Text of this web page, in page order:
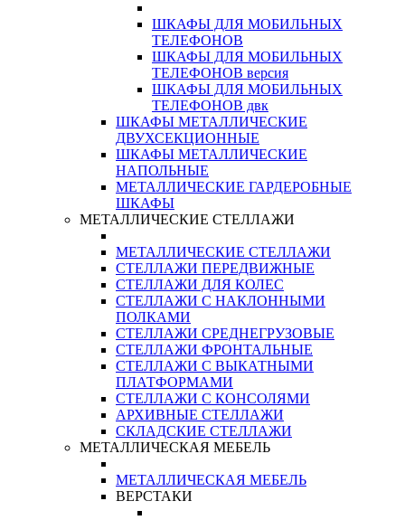
ШКАФЫ ДЛЯ МОБИЛЬНЫХ
ТЕЛЕФОНОВ
ШКАФЫ ДЛЯ МОБИЛЬНЫХ
ТЕЛЕФОНОВ версия
ШКАФЫ ДЛЯ МОБИЛЬНЫХ
ТЕЛЕФОНОВ двк
ШКАФЫ МЕТАЛЛИЧЕСКИЕ
ДВУХСЕКЦИОННЫЕ
ШКАФЫ МЕТАЛЛИЧЕСКИЕ
НАПОЛЬНЫЕ
МЕТАЛЛИЧЕСКИЕ ГАРДЕРОБНЫЕ
ШКАФЫ
МЕТАЛЛИЧЕСКИЕ СТЕЛЛАЖИ
МЕТАЛЛИЧЕСКИЕ СТЕЛЛАЖИ
СТЕЛЛАЖИ ПЕРЕДВИЖНЫЕ
СТЕЛЛАЖИ ДЛЯ КОЛЕС
СТЕЛЛАЖИ С НАКЛОННЫМИ
ПОЛКАМИ
СТЕЛЛАЖИ СРЕДНЕГРУЗОВЫЕ
СТЕЛЛАЖИ ФРОНТАЛЬНЫЕ
СТЕЛЛАЖИ С ВЫКАТНЫМИ
ПЛАТФОРМАМИ
СТЕЛЛАЖИ С КОНСОЛЯМИ
АРХИВНЫЕ СТЕЛЛАЖИ
СКЛАДСКИЕ СТЕЛЛАЖИ
МЕТАЛЛИЧЕСКАЯ МЕБЕЛЬ
МЕТАЛЛИЧЕСКАЯ МЕБЕЛЬ
ВЕРСТАКИ